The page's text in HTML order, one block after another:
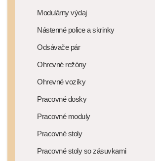
Modulárny výdaj
Nástenné police a skrinky
Odsávače pár
Ohrevné režóny
Ohrevné vozíky
Pracovné dosky
Pracovné moduly
Pracovné stoly
Pracovné stoly so zásuvkami